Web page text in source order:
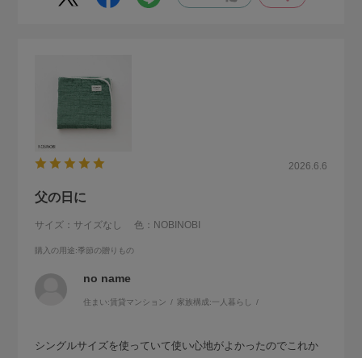
2026.6.6
父の日に
サイズ：サイズなし 色：NOBINOBI
購入の用途:季節の贈りもの
no name
住まい:賃貸マンション 家族構成:一人暮らし
シングルサイズを使っていて使い心地がよかったのでこれか